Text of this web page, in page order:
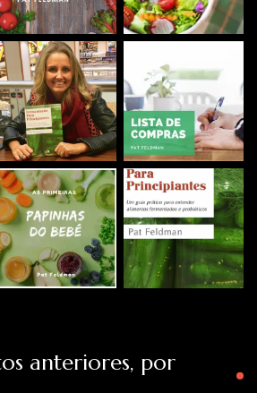
anteriores, por